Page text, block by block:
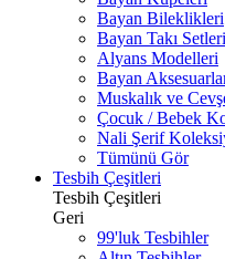
Bayan Bileklikleri
Bayan Takı Setleri
Alyans Modelleri
Bayan
Muskalık ve
Çocuk / Bebek
Nali Şerif
Tümünü Gör
Tesbih Çeşitleri
Tesbih Çeşitleri
Geri
99'luk Tesbihler